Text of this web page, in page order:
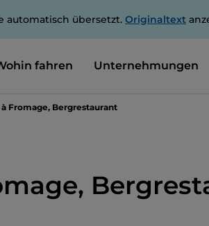
automatisch übersetzt. Originaltext
fahren Unternehmungen
à Fromage, Bergrestaurant